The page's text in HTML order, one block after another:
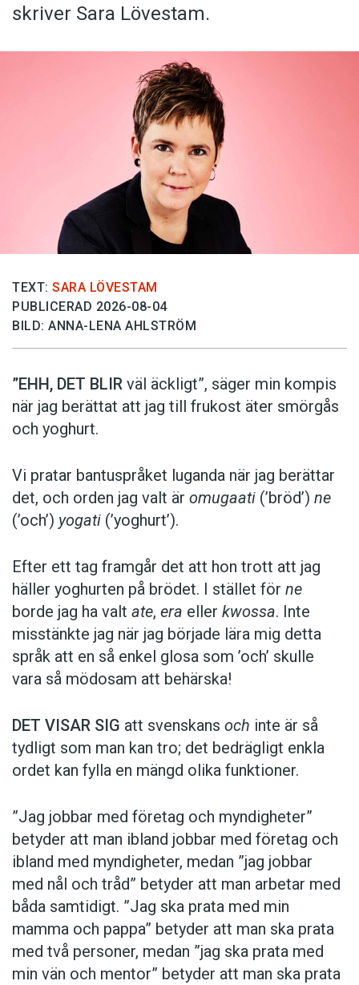
skriver Sara Lövestam.
TEXT: SARA LÖVESTAM
PUBLICERAD 2026-08-04
BILD: ANNA-LENA AHLSTRÖM
”EHH, DET BLIR väl äckligt”, säger min kompis
när jag berättat att jag till frukost äter smörgås
och yoghurt.
Vi pratar bantuspråket luganda när jag berättar
det, och orden jag valt är omugaati (’bröd’) ne
(’och’) yogati (’yoghurt’).
Efter ett tag framgår det att hon trott att jag
häller yoghurten på brödet. I stället för ne
borde jag ha valt ate, era eller kwossa. Inte
misstänkte jag när jag började lära mig detta
språk att en så enkel glosa som ’och’ skulle
vara så mödosam att behärska!
DET VISAR SIG att svenskans och inte är så
tydligt som man kan tro; det bedrägligt enkla
ordet kan fylla en mängd olika funktioner.
”Jag jobbar med företag och myndigheter”
betyder att man ibland jobbar med företag och
ibland med myndigheter, medan ”jag jobbar
med nål och tråd” betyder att man arbetar med
båda samtidigt. ”Jag ska prata med min
mamma och pappa” betyder att man ska prata
med två personer, medan ”jag ska prata med
min vän och mentor” betyder att man ska prata